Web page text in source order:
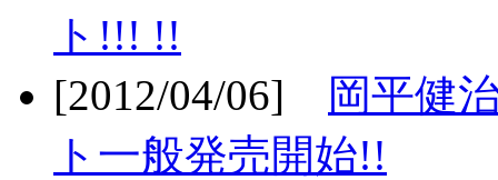
ト!!! !!
[2012/04/06]
岡平健
ト一般発売開始!!